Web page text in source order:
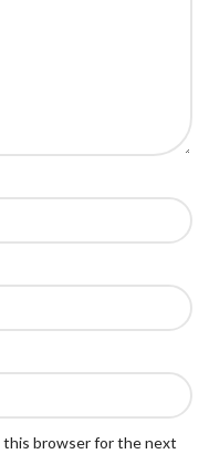
this browser for the next